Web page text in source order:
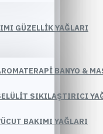
GÜZELLIK YAĞLARI
BANYO &
SIKILAŞTIRICI
BAKIMI YAĞLARI